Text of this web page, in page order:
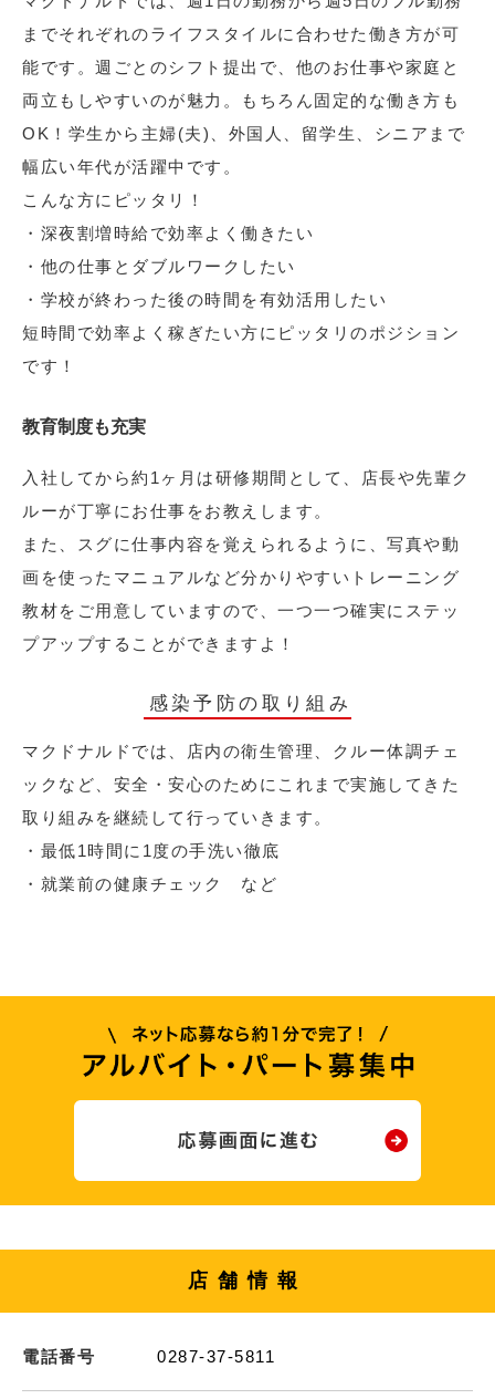
までそれぞれのライフスタイルに合わせた働き方が可
能です。週ごとのシフト提出で、他のお仕事や家庭と
両立もしやすいのが魅力。もちろん固定的な働き方も
OK！学生から主婦(夫)、外国人、留学生、シニアまで
幅広い年代が活躍中です。
こんな方にピッタリ！
・深夜割増時給で効率よく働きたい
・他の仕事とダブルワークしたい
・学校が終わった後の時間を有効活用したい
短時間で効率よく稼ぎたい方にピッタリのポジション
です！
教育制度も充実
入社してから約1ヶ月は研修期間として、店長や先輩ク
ルーが丁寧にお仕事をお教えします。
また、スグに仕事内容を覚えられるように、写真や動
画を使ったマニュアルなど分かりやすいトレーニング
教材をご用意していますので、一つ一つ確実にステッ
プアップすることができますよ！
感染予防の取り組み
マクドナルドでは、店内の衛生管理、クルー体調チェ
ックなど、安全・安心のためにこれまで実施してきた
取り組みを継続して行っていきます。
・最低1時間に1度の手洗い徹底
・就業前の健康チェック など
店舗情報
電話番号 0287-37-5811